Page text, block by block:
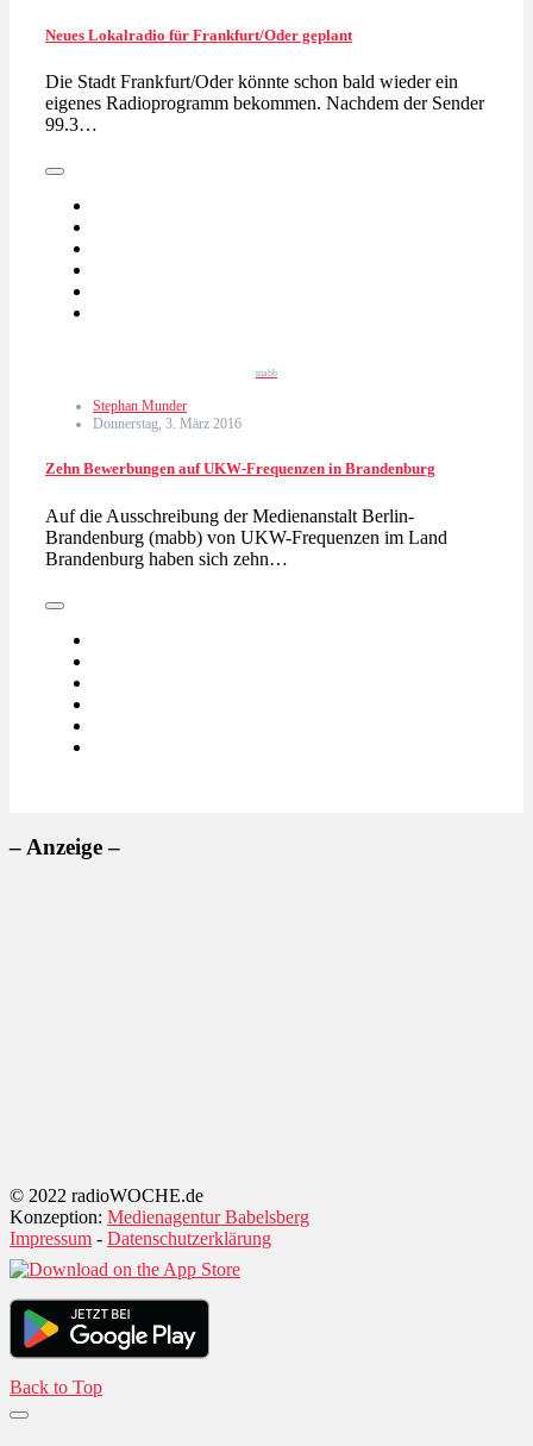
Neues Lokalradio für Frankfurt/Oder geplant
Die Stadt Frankfurt/Oder könnte schon bald wieder ein
eigenes Radioprogramm bekommen. Nachdem der Sender
99.3…
mabb
Stephan Munder
Donnerstag, 3. März 2016
Zehn Bewerbungen auf UKW-Frequenzen in Brandenburg
Auf die Ausschreibung der Medienanstalt Berlin-
Brandenburg (mabb) von UKW-Frequenzen im Land
Brandenburg haben sich zehn…
– Anzeige –
© 2022 radioWOCHE.de
Konzeption: Medienagentur Babelsberg
Impressum - Datenschutzerklärung
Back to Top